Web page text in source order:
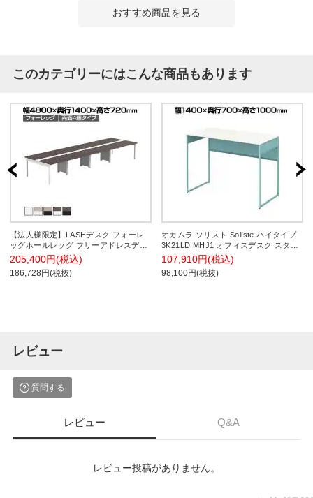
おすすめ商品を見る
このカテゴリーにはこんな商品もあります
【法人様限定】LASHデスク フォーレ
ッグホールレッグ フリーアドレスデス
ク 両面4連タイプ 配線ダクト付き 幅
4800×奥行1400×高さ720mm
205,400円(税込)
186,728円(税抜)
オカムラ ソリスト Soliste ハイタイプ
3K21LD MHJ1 オフィスデスク スタン
ディングデスク 平机 幅1400×奥行700×
高さ1000mm 幕板付き 配線ダクト付き
メラミン天板 フレーム脚(セージ) 天板
107,910円(税込)
98,100円(税抜)
レビュー
質問する
レビュー Q&A
レビュー投稿がありません。